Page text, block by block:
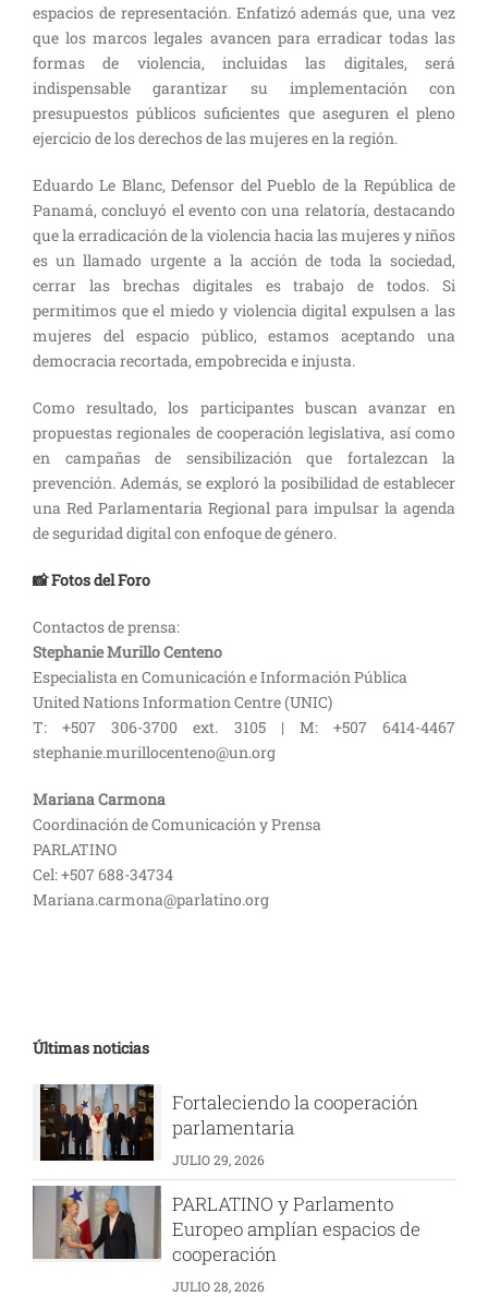
espacios de representación. Enfatizó además que, una vez
que los marcos legales avancen para erradicar todas las
formas de violencia, incluidas las digitales, será
indispensable garantizar su implementación con
presupuestos públicos suficientes que aseguren el pleno
ejercicio de los derechos de las mujeres en la región.
Eduardo Le Blanc, Defensor del Pueblo de la República de
Panamá, concluyó el evento con una relatoría, destacando
que la erradicación de la violencia hacia las mujeres y niños
es un llamado urgente a la acción de toda la sociedad,
cerrar las brechas digitales es trabajo de todos. Si
permitimos que el miedo y violencia digital expulsen a las
mujeres del espacio público, estamos aceptando una
democracia recortada, empobrecida e injusta.
Como resultado, los participantes buscan avanzar en
propuestas regionales de cooperación legislativa, así como
en campañas de sensibilización que fortalezcan la
prevención. Además, se exploró la posibilidad de establecer
una Red Parlamentaria Regional para impulsar la agenda
de seguridad digital con enfoque de género.
📸 Fotos del Foro
Contactos de prensa:
Stephanie Murillo Centeno
Especialista en Comunicación e Información Pública
United Nations Information Centre (UNIC)
T: +507 306-3700 ext. 3105 | M: +507 6414-4467
stephanie.murillocenteno@un.org
Mariana Carmona
Coordinación de Comunicación y Prensa
PARLATINO
Cel: +507 688-34734
Mariana.carmona@parlatino.org
Últimas noticias
Fortaleciendo la cooperación
parlamentaria
JULIO 29, 2026
PARLATINO y Parlamento
Europeo amplían espacios de
cooperación
JULIO 28, 2026